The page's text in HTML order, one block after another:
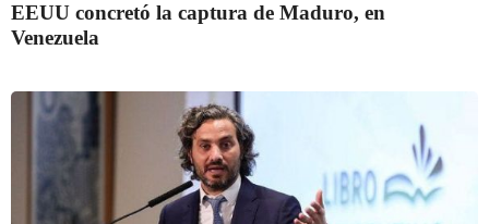
EEUU concretó la captura de Maduro, en
Venezuela